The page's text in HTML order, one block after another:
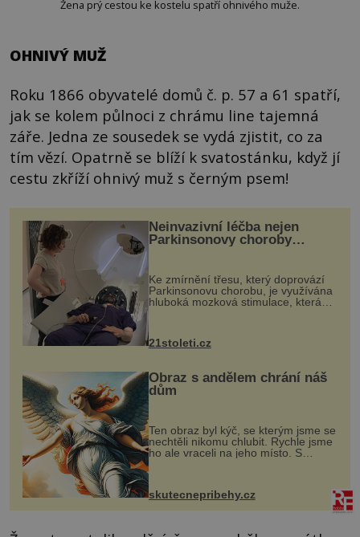
Žena prý cestou ke kostelu spatří ohnivého muže.
OHNIVÝ MUŽ
Roku 1866 obyvatelé domů č. p. 57 a 61 spatří,
jak se kolem půlnoci z chrámu line tajemná
záře. Jedna ze sousedek se vydá zjistit, co za
tím vězí. Opatrně se blíží k svatostánku, když jí
cestu zkříží ohnivý muž s černým psem!
Neinvazivní léčba nejen
Parkinsonovy choroby
Ke zmírnění třesu, který doprovází
Parkinsonovu chorobu, je využívána
hluboká mozková stimulace, která
však vyžaduje vysoce invazivní
zákrok. Ultrazvuk zase není vhodný
k dostatečně přesnému zacílení ...
21stoleti.cz
Obraz s andělem chrání náš
dům
Ten obraz byl kýč, se kterým jsme se
nechtěli nikomu chlubit. Rychle jsme
ho ale vraceli na jeho místo. S
manželem Vaškem jsme si pořídili
chaloupku, takový domek na severu
Čech, kde jsme si naplánova...
skutecnepribehy.cz